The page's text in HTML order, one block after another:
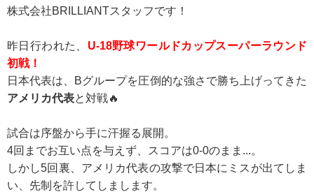
株式会社BRILLIANTスタッフです！
昨日行われた、 U-18野球ワールドカップスーパーラウンド
初戦！
日本代表は、Bグループを圧倒的な強さで勝ち上げってきた
アメリカ代表と対戦🔥
試合は序盤から手に汗握る展開。
4回までお互い点を与えず、スコアは0-0のまま...。
しかし5回裏、アメリカ代表の攻撃で日本にミスが出てしま
い、先制を許してしまします。